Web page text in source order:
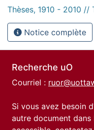
Thèses, 1910 - 2010 //
Notice complète
Recherche uO
Courriel :
Si vous avez besoin
autre document dans